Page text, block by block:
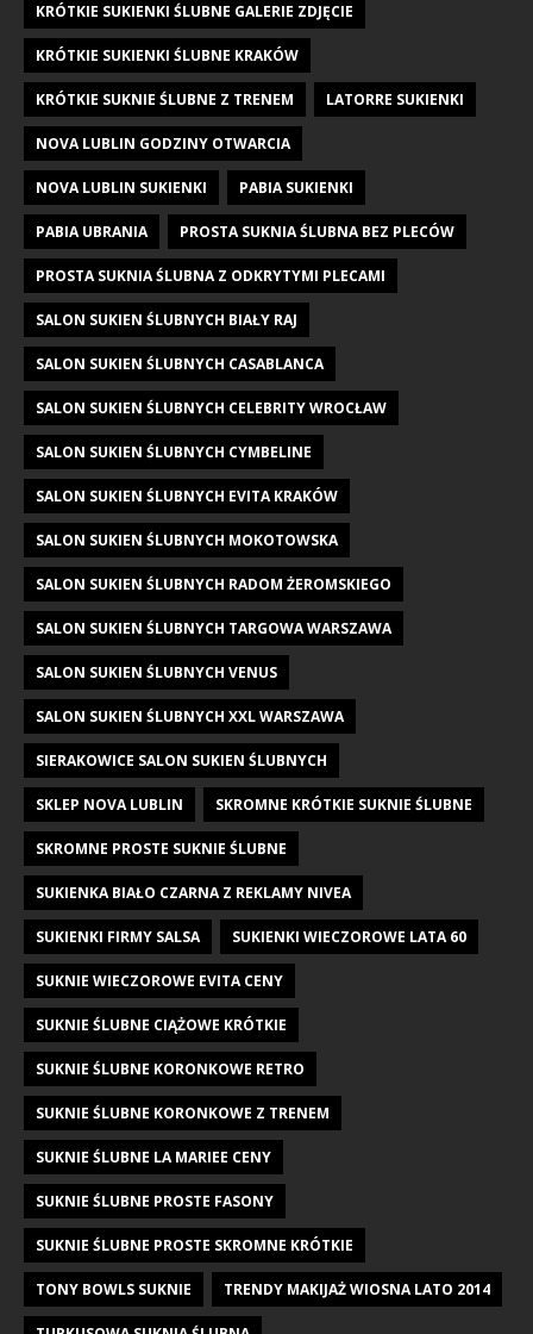
KRÓTKIE SUKIENKI ŚLUBNE GALERIE ZDJĘCIE
KRÓTKIE SUKIENKI ŚLUBNE KRAKÓW
KRÓTKIE SUKNIE ŚLUBNE Z TRENEM LATORRE SUKIENKI
NOVA LUBLIN GODZINY OTWARCIA
NOVA LUBLIN SUKIENKI PABIA SUKIENKI
PABIA UBRANIA PROSTA SUKNIA ŚLUBNA BEZ PLECÓW
PROSTA SUKNIA ŚLUBNA Z ODKRYTYMI PLECAMI
SALON SUKIEN ŚLUBNYCH BIAŁY RAJ
SALON SUKIEN ŚLUBNYCH CASABLANCA
SALON SUKIEN ŚLUBNYCH CELEBRITY WROCŁAW
SALON SUKIEN ŚLUBNYCH CYMBELINE
SALON SUKIEN ŚLUBNYCH EVITA KRAKÓW
SALON SUKIEN ŚLUBNYCH MOKOTOWSKA
SALON SUKIEN ŚLUBNYCH RADOM ŻEROMSKIEGO
SALON SUKIEN ŚLUBNYCH TARGOWA WARSZAWA
SALON SUKIEN ŚLUBNYCH VENUS
SALON SUKIEN ŚLUBNYCH XXL WARSZAWA
SIERAKOWICE SALON SUKIEN ŚLUBNYCH
SKLEP NOVA LUBLIN SKROMNE KRÓTKIE SUKNIE ŚLUBNE
SKROMNE PROSTE SUKNIE ŚLUBNE
SUKIENKA BIAŁO CZARNA Z REKLAMY NIVEA
SUKIENKI FIRMY SALSA SUKIENKI WIECZOROWE LATA 60
SUKNIE WIECZOROWE EVITA CENY
SUKNIE ŚLUBNE CIĄŻOWE KRÓTKIE
SUKNIE ŚLUBNE KORONKOWE RETRO
SUKNIE ŚLUBNE KORONKOWE Z TRENEM
SUKNIE ŚLUBNE LA MARIEE CENY
SUKNIE ŚLUBNE PROSTE FASONY
SUKNIE ŚLUBNE PROSTE SKROMNE KRÓTKIE
TONY BOWLS SUKNIE TRENDY MAKIJAŻ WIOSNA LATO 2014